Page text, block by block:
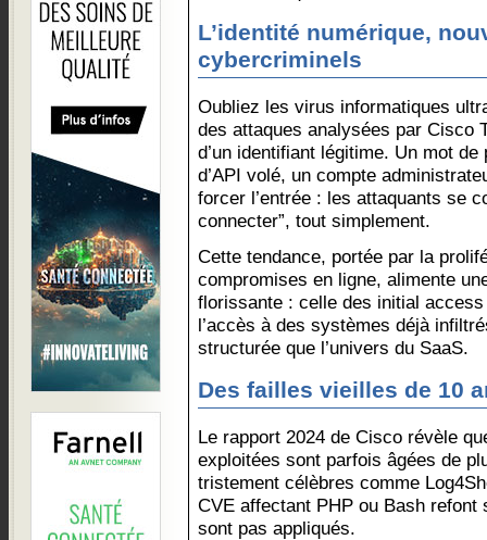
L’identité numérique,
cybercriminels
Oubliez les virus informatiques
des attaques analysées par Cisco
d’un identifiant légitime. Un mot
d’API volé, un compte
forcer l’entrée : les attaquants se
connecter”, tout simplement.
Cette tendance, portée par la
compromises en ligne, alimente
florissante : celle des initial
l’accès à des systèmes déjà
structurée que l’univers du SaaS.
Des failles vieilles de 10
Le rapport 2024 de Cisco révèle
exploitées sont parfois âgées de
tristement célèbres comme
CVE affectant PHP ou Bash
sont pas appliqués.